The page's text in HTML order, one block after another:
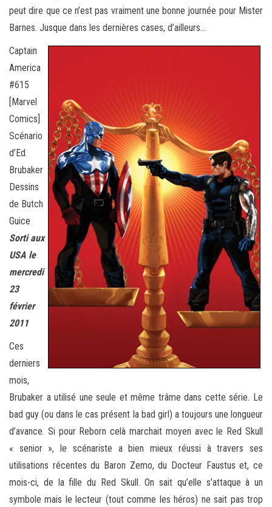
peut dire que ce n’est pas vraiment une bonne journée pour Mister
Barnes. Jusque dans les dernières cases, d’ailleurs…
Captain
America
#615
[Marvel
Comics]
Scénario
d’Ed
Brubaker
Dessins
de Butch
Guice
Sorti aux
USA le
mercredi
23
février
2011
Ces
derniers
mois,
Brubaker a utilisé une seule et même trâme dans cette série. Le
bad guy (ou dans le cas présent la bad girl) a toujours une longueur
d’avance. Si pour Reborn celà marchait moyen avec le Red Skull
« senior », le scénariste a bien mieux réussi à travers ses
utilisations récentes du Baron Zemo, du Docteur Faustus et, ce
mois-ci, de la fille du Red Skull. On sait qu’elle s’attaque à un
symbole mais le lecteur (tout comme les héros) ne sait pas trop